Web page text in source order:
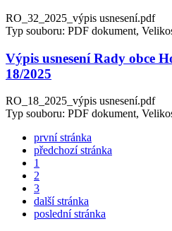
RO_32_2025_výpis usnesení.pdf
Typ souboru: PDF dokument,
Výpis usnesení Rady obce
18/2025
RO_18_2025_výpis usnesení.pdf
Typ souboru: PDF dokument,
první stránka
předchozí stránka
1
2
3
další stránka
poslední stránka